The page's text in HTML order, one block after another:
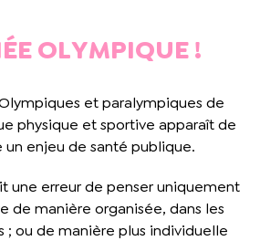
OLYMPIQUE !
et paralympiques de
physique et sportive apparaît de
enjeu de santé publique.
une erreur de penser uniquement
de manière organisée, dans les
; ou de manière plus individuelle